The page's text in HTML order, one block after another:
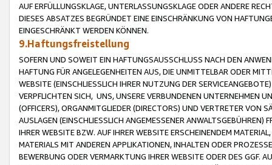
AUF ERFÜLLUNGSKLAGE, UNTERLASSUNGSKLAGE ODER ANDERE
DIESES ABSATZES BEGRÜNDET EINE EINSCHRÄNKUNG VON
EINGESCHRÄNKT WERDEN KÖNNEN.
9.Haftungsfreistellung
SOFERN UND SOWEIT EIN HAFTUNGSAUSSCHLUSS NACH DEN
HAFTUNG FÜR ANGELEGENHEITEN AUS, DIE UNMITTELBAR ODER
WEBSITE (EINSCHLIESSLICH IHRER NUTZUNG DER
VERPFLICHTEN SICH, UNS, UNSERE VERBUNDENEN UNTERNEHMEN
(OFFICERS), ORGANMITGLIEDER (DIRECTORS) UND VERTRETER VON
AUSLAGEN (EINSCHLIESSLICH ANGEMESSENER
IHRER WEBSITE BZW. AUF IHRER WEBSITE ERSCHEINENDEM
MATERIALS MIT ANDEREN APPLIKATIONEN, INHALTEN ODER
BEWERBUNG ODER VERMARKTUNG IHRER WEBSITE ODER DES GGF.